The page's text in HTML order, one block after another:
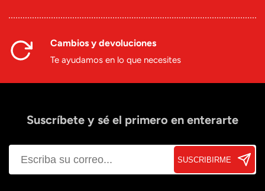
Cambios y devoluciones
Te ayudamos en lo que necesites
Suscríbete y sé el primero en enterarte
SUSCRIBIRME